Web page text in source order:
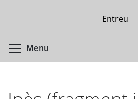
Entreu
Menu